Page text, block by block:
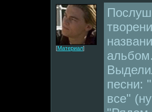
[Материал]
песни:
все"